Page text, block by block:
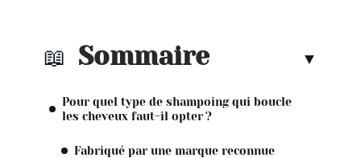
Sommaire
Pour quel type de shampoing qui boucle
les cheveux faut-il opter ?
Fabriqué par une marque reconnue